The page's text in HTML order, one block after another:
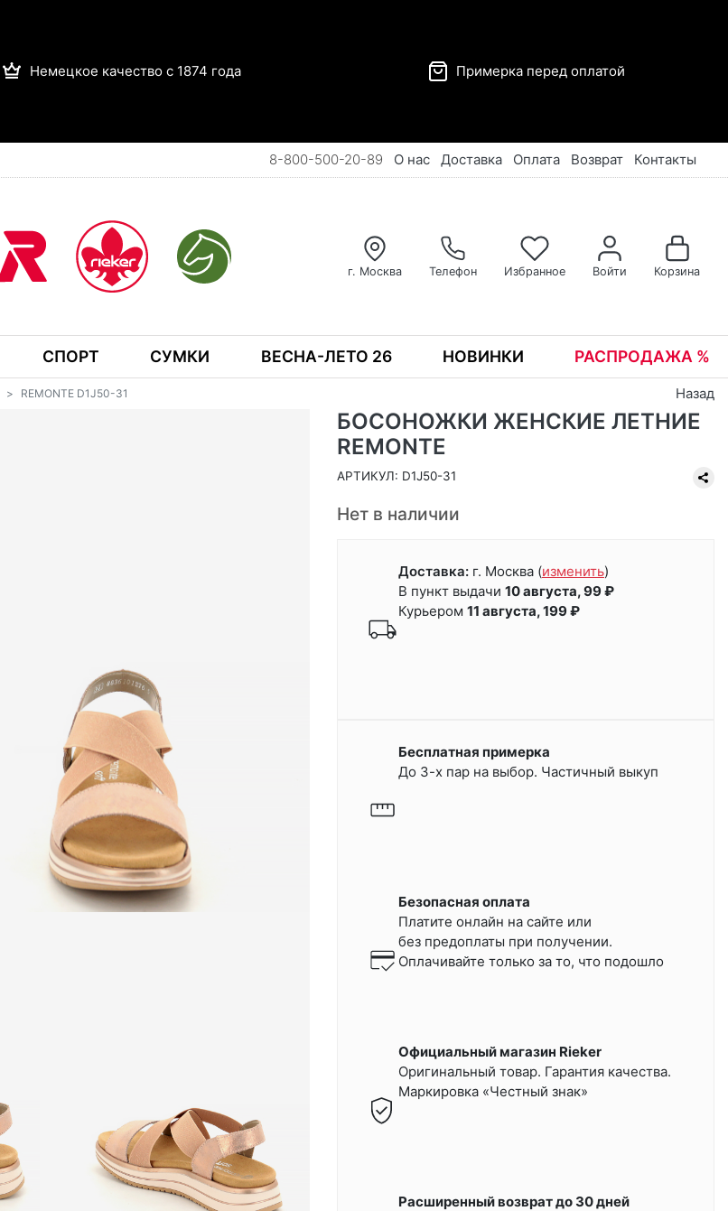
Немецкое качество с 1874 года Примерка перед оплатой
8-800-500-20-89 О нас Доставка Оплата Возврат Контакты
г. Москва Телефон Избранное Войти Корзина
СПОРТ СУМКИ ВЕСНА-ЛЕТО 26 НОВИНКИ РАСПРОДАЖА %
REMONTE D1J50-31 Назад
БОСОНОЖКИ ЖЕНСКИЕ ЛЕТНИЕ
REMONTE
АРТИКУЛ: D1J50-31
Нет в наличии
Доставка: г. Москва (изменить)
В пункт выдачи 10 августа, 99 ₽
Курьером 11 августа, 199 ₽
Бесплатная примерка
До 3-х пар на выбор. Частичный выкуп
Безопасная оплата
Платите онлайн на сайте или
без предоплаты при получении.
Оплачивайте только за то, что подошло
Официальный магазин Rieker
Оригинальный товар. Гарантия качества.
Маркировка «Честный знак»
Расширенный возврат до 30 дней